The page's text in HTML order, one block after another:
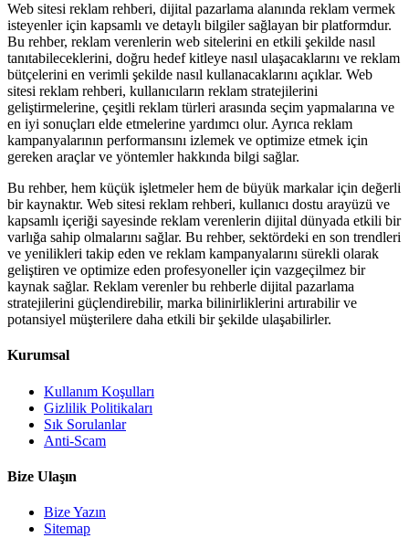
Web sitesi reklam rehberi, dijital pazarlama alanında reklam vermek
isteyenler için kapsamlı ve detaylı bilgiler sağlayan bir platformdur.
Bu rehber, reklam verenlerin web sitelerini en etkili şekilde nasıl
tanıtabileceklerini, doğru hedef kitleye nasıl ulaşacaklarını ve reklam
bütçelerini en verimli şekilde nasıl kullanacaklarını açıklar. Web
sitesi reklam rehberi, kullanıcıların reklam stratejilerini
geliştirmelerine, çeşitli reklam türleri arasında seçim yapmalarına ve
en iyi sonuçları elde etmelerine yardımcı olur. Ayrıca reklam
kampanyalarının performansını izlemek ve optimize etmek için
gereken araçlar ve yöntemler hakkında bilgi sağlar.
Bu rehber, hem küçük işletmeler hem de büyük markalar için değerli
bir kaynaktır. Web sitesi reklam rehberi, kullanıcı dostu arayüzü ve
kapsamlı içeriği sayesinde reklam verenlerin dijital dünyada etkili bir
varlığa sahip olmalarını sağlar. Bu rehber, sektördeki en son trendleri
ve yenilikleri takip eden ve reklam kampanyalarını sürekli olarak
geliştiren ve optimize eden profesyoneller için vazgeçilmez bir
kaynak sağlar. Reklam verenler bu rehberle dijital pazarlama
stratejilerini güçlendirebilir, marka bilinirliklerini artırabilir ve
potansiyel müşterilere daha etkili bir şekilde ulaşabilirler.
Kurumsal
Kullanım Koşulları
Gizlilik Politikaları
Sık Sorulanlar
Anti-Scam
Bize Ulaşın
Bize Yazın
Sitemap